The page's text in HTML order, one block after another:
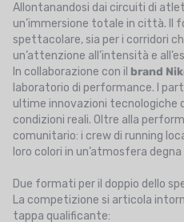
Allontanandosi dai circuiti di
un’immersione totale in città. Il
spettacolare, sia per i corridori
un’attenzione all’intensità e
In collaborazione con il brand
laboratorio di performance. I
ultime innovazioni tecnologiche
condizioni reali. Oltre alla
comunitario: i crew di running
loro colori in un’atmosfera
Due formati per il doppio dello
La competizione si articola
tappa qualificante: